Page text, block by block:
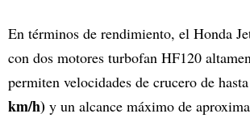
En términos de rendimiento, el Honda
con dos motores turbofan HF120
permiten velocidades de crucero de hasta
km/h) y un alcance máximo de